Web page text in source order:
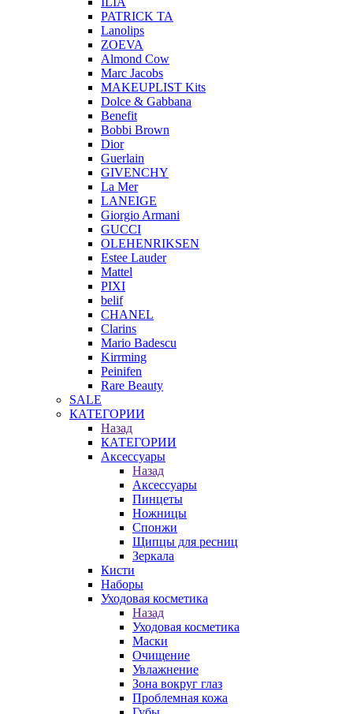
PATRICK TA
Lanolips
ZOEVA
Almond Cow
Marc Jacobs
MAKEUPLIST Kits
Dolce & Gabbana
Benefit
Bobbi Brown
Dior
Guerlain
GIVENCHY
La Mer
LANEIGE
Giorgio Armani
GUCCI
OLEHENRIKSEN
Estee Lauder
Mattel
PIXI
belif
CHANEL
Clarins
Mario Badescu
Kirrming
Peinifen
Rare Beauty
SALE
КАТЕГОРИИ
Назад
КАТЕГОРИИ
Аксессуары
Назад
Аксессуары
Пинцеты
Ножницы
Спонжи
Щипцы для ресниц
Зеркала
Кисти
Наборы
Уходовая косметика
Назад
Уходовая косметика
Маски
Очищение
Увлажнение
Зона вокруг глаз
Проблемная кожа